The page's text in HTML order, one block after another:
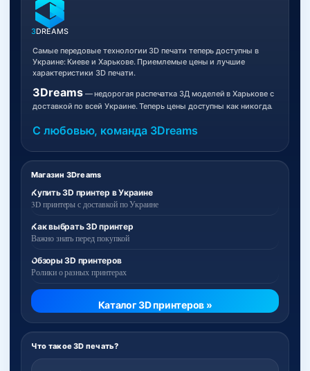
Магазин 3Dreams
Купить 3D принтер в Украине
3D принтеры с доставкой по Украине
Как выбрать 3D принтер
Важно знать перед покупкой
Обзоры 3D принтеров
Ролики о разных принтерах
Каталог 3D принтеров »
Что такое 3D печать?
3DREAMS
Самые передовые технологии 3D печати теперь доступны в
Украине: Киеве и Харькове. Приемлемые цены и лучшие
характеристики 3D печати.
3Dreams— недорогая распечатка 3Д моделей в Харькове с
доставкой по всей Украине. Теперь цены доступны как никогда.
С любовью, команда 3Dreams